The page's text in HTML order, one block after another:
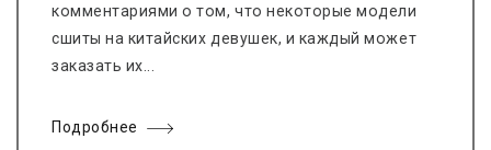
комментариями о том, что некоторые модели
сшиты на китайских девушек, и каждый может
заказать их...
Подробнее